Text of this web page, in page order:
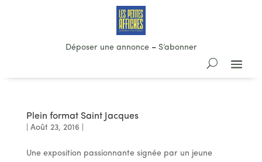
Déposer une annonce– S’abonner
Plein format Saint Jacques
Août 23, 2016
Une exposition passionnante signée par un jeune